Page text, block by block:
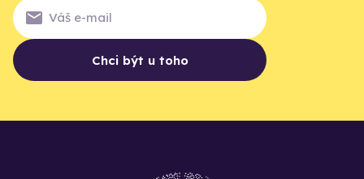
Chci být u toho